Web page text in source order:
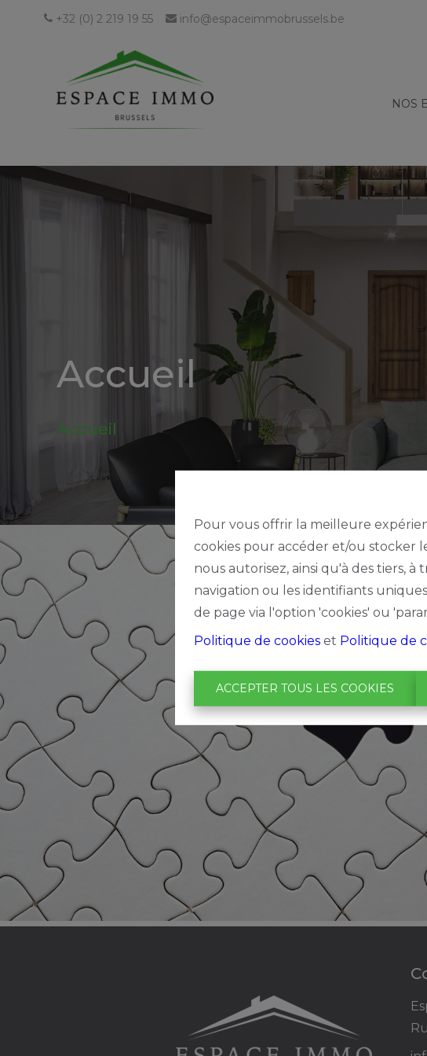
Pour vous offrir la meilleure
cookies pour accéder et/ou stocker
nous autorisez, ainsi qu'à des tiers,
navigation ou les identifiants
de page via l'option 'cookies' ou
Politique de cookies et Politique de
ACCEPTER TOUS LES COOKIES
+32 (0) 2 219 19 55 info@espaceimmobrussels.be
NOS
nouveautes
Accueil
Accueil